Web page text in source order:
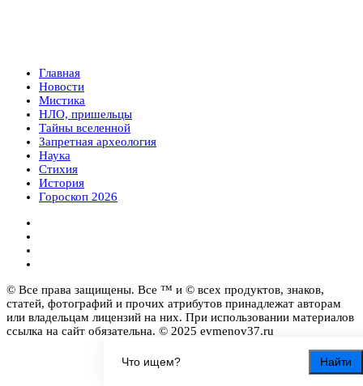
Найти
Главная
Новости
Мистика
НЛО, пришельцы
Тайны вселенной
Запретная археология
Наука
Стихия
История
Гороскоп 2026
© Все права защищены. Все ™ и © всех продуктов, знаков,
статей, фотографий и прочих атрибутов принадлежат авторам
или владельцам лицензий на них. При использовании материалов
ссылка на сайт обязательна. © 2025 evmenov37.ru